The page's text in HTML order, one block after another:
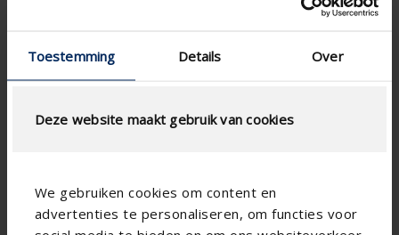
Toestemming Details Over
Deze website maakt gebruik van cookies
We gebruiken cookies om content en
advertenties te personaliseren, om functies voor